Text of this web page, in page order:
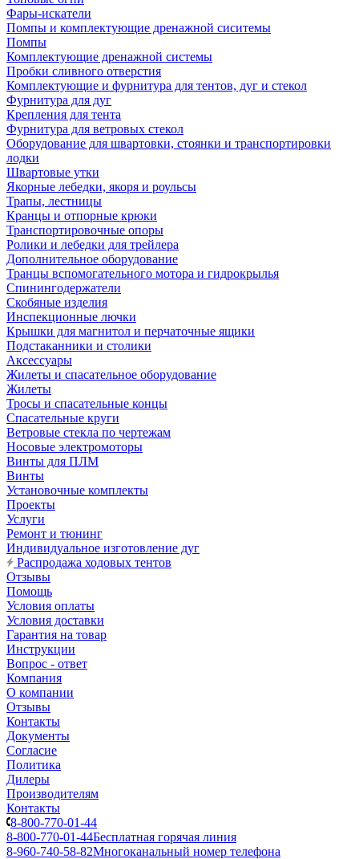
Фары-искатели
Помпы и комплектующие дренажной сиситемы
Помпы
Комплектующие дренажной системы
Пробки сливного отверстия
Комплектующие и фурнитура для тентов, дуг и стекол
Фурнитура для дуг
Крепления для тента
Фурнитура для ветровых стекол
Оборудование для швартовки, стоянки и транспортировки
лодки
Швартовые утки
Якорные лебедки, якоря и роульсы
Трапы, лестницы
Кранцы и отпорные крюки
Транспортировочные опоры
Ролики и лебедки для трейлера
Дополнительное оборудование
Транцы вспомогательного мотора и гидрокрылья
Спинингодержатели
Скобяные изделия
Инспекционные лючки
Крышки для магнитол и перчаточные ящики
Подстаканники и столики
Аксессуары
Жилеты и спасательное оборудование
Жилеты
Тросы и спасательные концы
Спасательные круги
Ветровые стекла по чертежам
Носовые электромоторы
Винты для ПЛМ
Винты
Установочные комплекты
Проекты
Услуги
Ремонт и тюнинг
Индивидуальное изготовление дуг
Распродажа ходовых тентов
Отзывы
Помощь
Условия оплаты
Условия доставки
Гарантия на товар
Инструкции
Вопрос - ответ
Компания
О компании
Отзывы
Контакты
Документы
Согласие
Политика
Дилеры
Производителям
Контакты
8-800-770-01-44
8-800-770-01-44Бесплатная горячая линия
8-960-740-58-82Многоканальный номер телефона